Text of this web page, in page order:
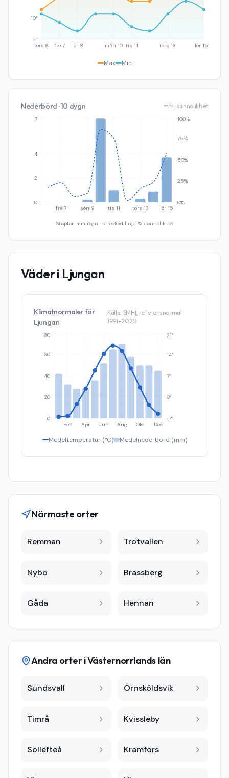
tors 6 fre 7 lör 8 mån 10 tis 11 tors 13 lör 15
5°
10°
Max Min
Nederbörd · 10 dygn mm · sannolikhet
fre 7 sön 9 tis 11 tors 13 lör 15
0
2
4
7
0%
25%
50%
75%
100%
Staplar: mm regn · streckad linje: % sannolikhet
Väder i Ljungan
Klimatnormaler för
Ljungan
Källa: SMHI, referensnormal
1991–2020
Feb Apr Jun Aug Okt Dec
0
20
40
60
80
-7°
0°
7°
14°
21°
Medeltemperatur (°C) Medelnederbörd (mm)
Närmaste orter
Remman Trotvallen
Nybo Brassberg
Gåda Hennan
Andra orter iVästernorrlands län
Sundsvall Örnsköldsvik
Timrå Kvissleby
Sollefteå Kramfors